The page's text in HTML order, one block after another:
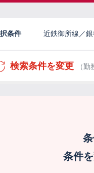
条件 近鉄御所線／
検索条件を変更 （
条件